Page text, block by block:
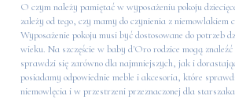
O czym należy pamiętać w wyposażeniu pokoju
zależy od tego, czy mamy do czynienia z niemowlakiem
Wyposażenie pokoju musi być dostosowane do potrzeb
wieku. Na szczęście w baby d'Oro rodzice mogą
sprawdzi się zarówno dla najmniejszych, jak i
posiadamy odpowiednie meble i akcesoria, które
niemowlęcia i w przestrzeni przeznaczonej dla